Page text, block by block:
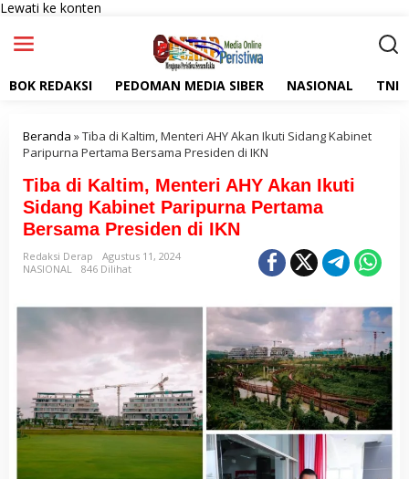
Lewati ke konten
BOK REDAKSI PEDOMAN MEDIA SIBER NASIONAL TNI
Beranda »Tiba di Kaltim, Menteri AHY Akan Ikuti Sidang Kabinet
Paripurna Pertama Bersama Presiden di IKN
Tiba di Kaltim, Menteri AHY Akan Ikuti
Sidang Kabinet Paripurna Pertama
Bersama Presiden di IKN
Redaksi Derap
Agustus 11, 2024
NASIONAL
846 Dilihat